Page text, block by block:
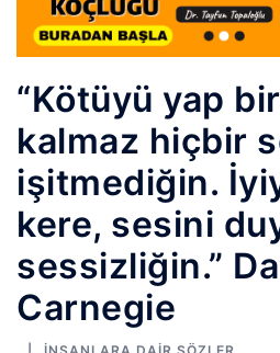
“Kötüyü yap
kalmaz hiçbir
işitmediğin.
kere, sesini
sessizliğin.”
Carnegie